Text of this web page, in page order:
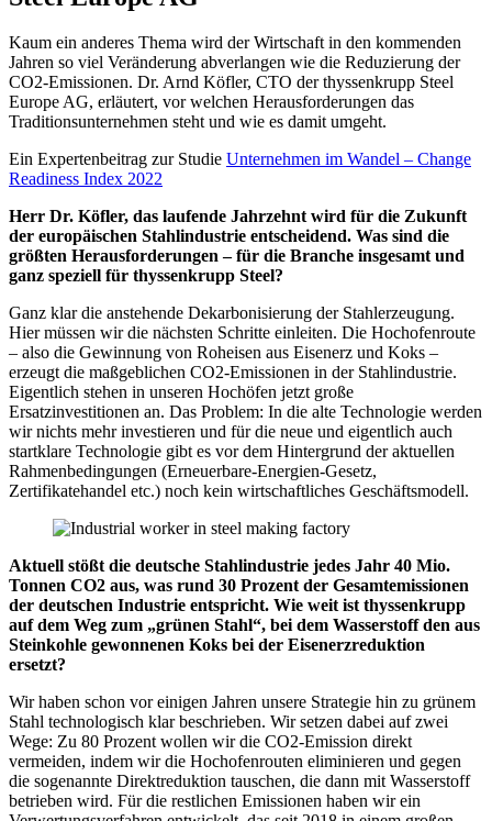
Kaum ein anderes Thema wird der Wirtschaft in den kommenden
Jahren so viel Veränderung abverlangen wie die Reduzierung der
CO2-Emissionen. Dr. Arnd Köfler, CTO der thyssenkrupp Steel
Europe AG, erläutert, vor welchen Herausforderungen das
Traditionsunternehmen steht und wie es damit umgeht.
Ein Expertenbeitrag zur Studie Unternehmen im Wandel – Change
Readiness Index 2022
Herr Dr. Köfler, das laufende Jahrzehnt wird für die Zukunft
der europäischen Stahlindustrie entscheidend. Was sind die
größten Herausforderungen – für die Branche insgesamt und
ganz speziell für thyssenkrupp Steel?
Ganz klar die anstehende Dekarbonisierung der Stahlerzeugung.
Hier müssen wir die nächsten Schritte einleiten. Die Hochofenroute
– also die Gewinnung von Roheisen aus Eisenerz und Koks –
erzeugt die maßgeblichen CO2-Emissionen in der Stahlindustrie.
Eigentlich stehen in unseren Hochöfen jetzt große
Ersatzinvestitionen an. Das Problem: In die alte Technologie werden
wir nichts mehr investieren und für die neue und eigentlich auch
startklare Technologie gibt es vor dem Hintergrund der aktuellen
Rahmenbedingungen (Erneuerbare-Energien-Gesetz,
Zertifikatehandel etc.) noch kein wirtschaftliches Geschäftsmodell.
Aktuell stößt die deutsche Stahlindustrie jedes Jahr 40 Mio.
Tonnen CO2 aus, was rund 30 Prozent der Gesamtemissionen
der deutschen Industrie entspricht. Wie weit ist thyssenkrupp
auf dem Weg zum „grünen Stahl“, bei dem Wasserstoff den aus
Steinkohle gewonnenen Koks bei der Eisenerzreduktion
ersetzt?
Wir haben schon vor einigen Jahren unsere Strategie hin zu grünem
Stahl technologisch klar beschrieben. Wir setzen dabei auf zwei
Wege: Zu 80 Prozent wollen wir die CO2-Emission direkt
vermeiden, indem wir die Hochofenrouten eliminieren und gegen
die sogenannte Direktreduktion tauschen, die dann mit Wasserstoff
betrieben wird. Für die restlichen Emissionen haben wir ein